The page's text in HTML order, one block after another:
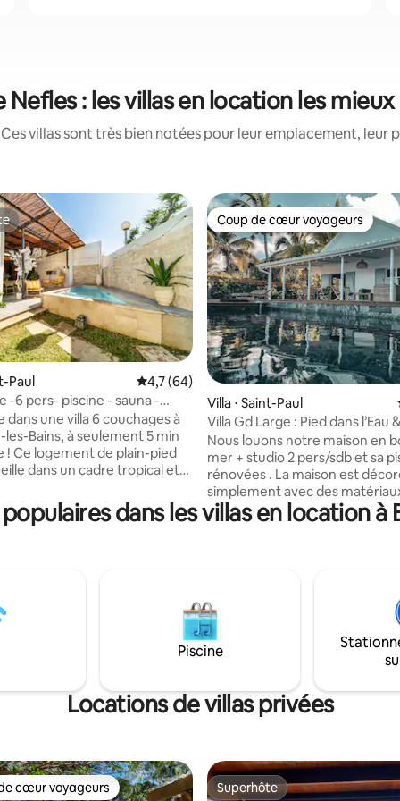
Nefles : les villas en location les
villas sont très bien notées pour leur emplacement, leur
sur la base de 17 commentaires : 5 sur 5
Paul Évaluation moyenne sur la base de 64
4,7 (64)
-6 pers- piscine - sauna -
dans une villa 6 couchages à
les-Bains, à seulement 5 min
dans un cadre tropical et
directement à la
d’une piscine sécurisée
et une cuisine tout équipée,
TV et WIFI.
Coup de cœur voyageurs
Coup de cœur voyageurs
Villa ⋅ Saint-Paul
Villa Gd Large : Pied dans l’Eau
au Lagon
Nous louons notre maison en
mer + studio 2 pers/sdb et sa
rénovées . La maison est
simplement avec des
lumineux. 3 chambres
SDB, séjour climatisé, cuisine
gilles et du port de St Gilles. Le
automatisé, parking. Piscine:
petite profondeur. Pour
soigneux. La villa vient d'être
étoiles GDF
dans les villas en location à
Piscine
Locations de villas privées
cœur voyageurs les plus appréciés
cœur voyageurs Superhôte
Superhôte